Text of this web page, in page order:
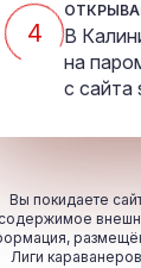
4
В
на
с сайта
Вы покидаете
Лиги